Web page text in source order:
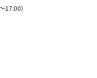
17:00)